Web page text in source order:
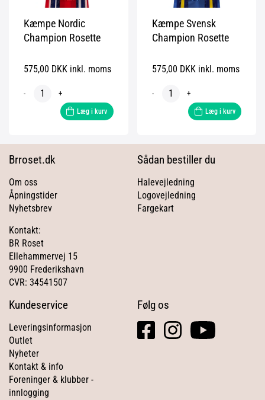
Kæmpe Nordic
Champion Rosette
575,00 DKK inkl. moms
- +
Læg i kurv
Kæmpe Svensk
Champion Rosette
575,00 DKK inkl. moms
- +
Læg i kurv
Brroset.dk
Om oss
Åpningstider
Nyhetsbrev
Kontakt:
BR Roset
Ellehammervej 15
9900 Frederikshavn
CVR: 34541507
Sådan bestiller du
Halevejledning
Logovejledning
Fargekart
Kundeservice
Leveringsinformasjon
Outlet
Nyheter
Kontakt & info
Foreninger & klubber -
innlogging
Følg os
facebook
square
instagramyoutube